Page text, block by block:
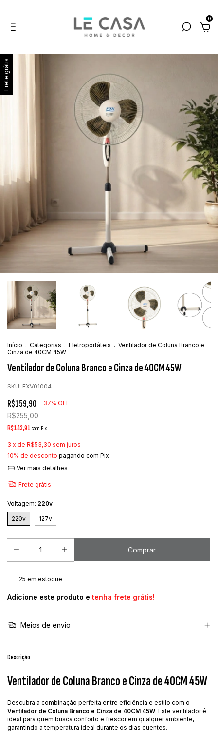
0
Frete grátis
Início . Categorias . Eletroportáteis . Ventilador de Coluna Branco e
Cinza de 40CM 45W
Ventilador de Coluna Branco e Cinza de 40CM 45W
SKU: FXV01004
R$159,90 -37% OFF
R$255,00
R$143,91com Pix
3 x de R$53,30 sem juros
10% de desconto pagando com Pix
Ver mais detalhes
Frete grátis
Voltagem: 220v
220v 127v
25 em estoque
Adicione este produto e tenha frete grátis!
Meios de envio
Descrição
Ventilador de Coluna Branco e Cinza de 40CM 45W
Descubra a combinação perfeita entre eficiência e estilo com o
Ventilador de Coluna Branco e Cinza de 40CM 45W. Este ventilador é
ideal para quem busca conforto e frescor em qualquer ambiente,
garantindo a temperatura ideal durante os dias quentes.